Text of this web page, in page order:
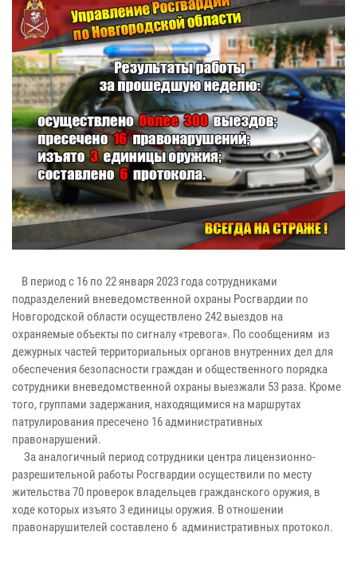
В период с 16 по 22 января 2023 года сотрудниками
подразделений вневедомственной охраны Росгвардии по
Новгородской области осуществлено 242 выездов на
охраняемые объекты по сигналу «тревога». По сообщениям из
дежурных частей территориальных органов внутренних дел для
обеспечения безопасности граждан и общественного порядка
сотрудники вневедомственной охраны выезжали 53 раза. Кроме
того, группами задержания, находящимися на маршрутах
патрулирования пресечено 16 административных
правонарушений.
За аналогичный период сотрудники центра лицензионно-
разрешительной работы Росгвардии осуществили по месту
жительства 70 проверок владельцев гражданского оружия, в
ходе которых изъято 3 единицы оружия. В отношении
правонарушителей составлено 6 административных протокол.